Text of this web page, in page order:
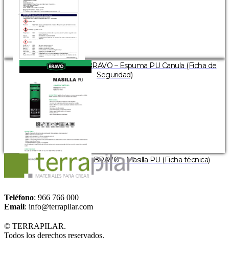
BRAVO – Espuma PU Canula (Ficha de
Seguridad)
BRAVO – Masilla PU (Ficha técnica)
Teléfono: 966 766 000
Email: info@terrapilar.com
© TERRAPILAR.
Todos los derechos reservados.